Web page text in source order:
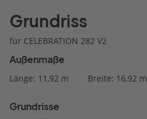
Grundriss
für CELEBRATION 282 V2
Außenmaße
Länge: 11,92 m Breite: 16,92 m
Grundrisse